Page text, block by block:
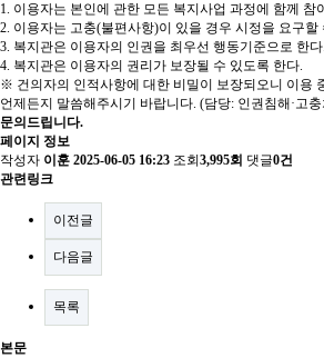
1. 이용자는 본인에 관한 모든 복지사업 과정에 함께 참
2. 이용자는 고충(불편사항)이 있을 경우 시정을 요구할
3. 복지관은 이용자의 인권을 최우선 행동기준으로 한다.
4. 복지관은 이용자의 권리가 보장될 수 있도록 한다.
※ 건의자의 인적사항에 대한 비밀이 보장되오니 이용
언제든지 말씀해주시기 바랍니다. (담당: 인권침해·고
문의드립니다.
페이지 정보
작성자 이훈 2025-06-05 16:23 조회 3,995회 댓글0건
관련링크
이전글
다음글
목록
본문